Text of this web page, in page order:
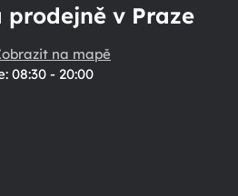
prodejně v Praze
na mapě
08:30 - 20:00